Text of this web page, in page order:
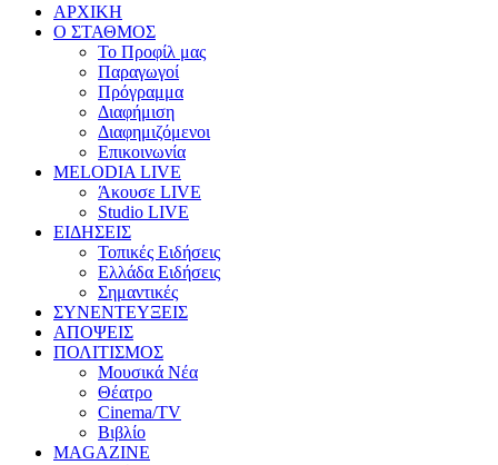
ΑΡΧΙΚΗ
Ο ΣΤΑΘΜΟΣ
Το Προφίλ μας
Παραγωγοί
Πρόγραμμα
Διαφήμιση
Διαφημιζόμενοι
Επικοινωνία
MELODIA LIVE
Άκουσε LIVE
Studio LIVE
ΕΙΔΗΣΕΙΣ
Τοπικές Ειδήσεις
Ελλάδα Ειδήσεις
Σημαντικές
ΣΥΝΕΝΤΕΥΞΕΙΣ
ΑΠΟΨΕΙΣ
ΠΟΛΙΤΙΣΜΟΣ
Μουσικά Νέα
Θέατρο
Cinema/TV
Βιβλίο
MAGAZINE